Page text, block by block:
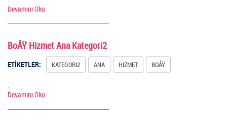
Devamını Oku
BoÅŸ Hizmet Ana Kategori2
ETİKETLER: KATEGORI2 ANA HIZMET BOÅŸ
Devamını Oku